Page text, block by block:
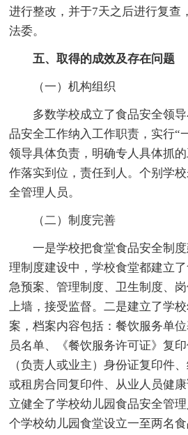
进行整改，并于7天之后进行复查
法委。
五、取得的成效及存在问题
（一）机构组织
多数学校成立了食品安全领导
品安全工作纳入工作职责，实行“
领导具体负责，明确专人具体抓
作落实到位，责任到人。个别学
全管理人员。
（二）制度完善
一是学校把食堂食品安全制度
理制度建设中，学校食堂都建立
急预案、管理制度、卫生制度、
上墙，接受监督。二是建立了学
案，档案内容包括：餐饮服务单
员名单、《餐饮服务许可证》复
（负责人或业主）身份证复印件
或租房合同复印件、从业人员健
立健全了学校幼儿园食品安全管
个学校幼儿园食堂设立一至两名